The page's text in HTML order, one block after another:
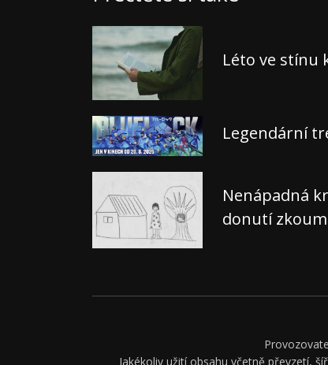
Léto ve stínu
Legendární
Nenápadná
donutí
Jakékoliv užití obsahu včetně převzetí,